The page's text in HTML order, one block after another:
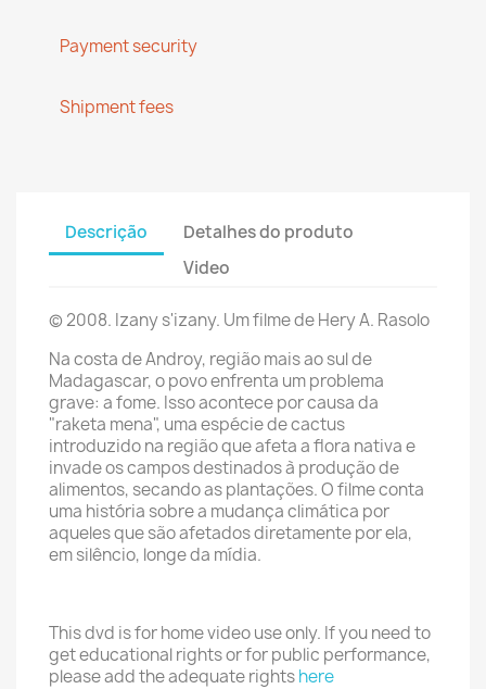
Payment security
Shipment fees
Descrição
Detalhes do produto
Video
©2008. Izany s'izany. Um filme de Hery A. Rasolo
Na costa de Androy, região mais ao sul de
Madagascar, o povo enfrenta um problema
grave: a fome. Isso acontece por causa da
"raketa mena", uma espécie de cactus
introduzido na região que afeta a flora nativa e
invade os campos destinados à produção de
alimentos, secando as plantações. O filme conta
uma história sobre a mudança climática por
aqueles que são afetados diretamente por ela,
em silêncio, longe da mídia.
This dvd is for home video use only. If you need to
get educational rights or for public performance,
please add the adequate rightshere